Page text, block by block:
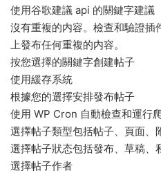
使用谷歌建議 api 的關鍵字建議
沒有重複的内容。檢查和驗證插
上發布任何重複的内容。
按您選擇的關鍵字創建帖子
使用緩存系統
根據您的選擇安排發布帖子
使用 WP Cron 自動檢查和運行
選擇帖子類型包括帖子、頁面、
選擇帖子狀态包括發布、草稿、
選擇帖子作者